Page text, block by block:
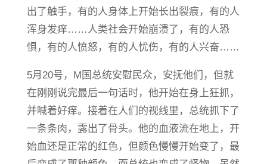
出了触手，有的人身体上开始长出裂痕，有的人
浑身发痒……人类社会开始崩溃了，有的人恐
惧，有的人愤怒，有的人忧伤，有的人兴奋……
5月20号，M国总统安慰民众，安抚他们，但就
在刚刚说完最后一句话时，他开始在身上狂抓，
并喊着好痒。接着在人们的视线里，总统抓下了
一条条肉，露出了骨头。他的血液流在地上，开
始血还是正常的红色，但颜色慢慢开始变了，最